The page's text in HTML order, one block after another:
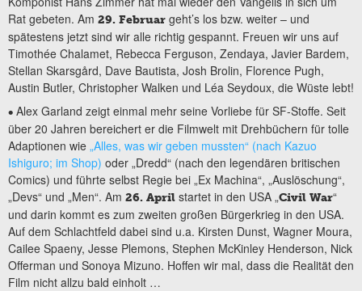
Rat gebeten. Am 29. Februar geht’s los bzw. weiter – und
spätestens jetzt sind wir alle richtig gespannt. Freuen wir uns auf
Timothée Chalamet, Rebecca Ferguson, Zendaya, Javier Bardem,
Stellan Skarsgård, Dave Bautista, Josh Brolin, Florence Pugh,
Austin Butler, Christopher Walken und Léa Seydoux, die Wüste lebt!
• Alex Garland zeigt einmal mehr seine Vorliebe für SF-Stoffe. Seit
über 20 Jahren bereichert er die Filmwelt mit Drehbüchern für tolle
Adaptionen wie „Alles, was wir geben mussten“ (nach Kazuo
Ishiguro; im Shop) oder „Dredd“ (nach den legendären britischen
Comics) und führte selbst Regie bei „Ex Machina“, „Auslöschung“,
„Devs“ und „Men“. Am 26. April startet in den USA „Civil War“
und darin kommt es zum zweiten großen Bürgerkrieg in den USA.
Auf dem Schlachtfeld dabei sind u.a. Kirsten Dunst, Wagner Moura,
Cailee Spaeny, Jesse Plemons, Stephen McKinley Henderson, Nick
Offerman und Sonoya Mizuno. Hoffen wir mal, dass die Realität den
Film nicht allzu bald einholt …